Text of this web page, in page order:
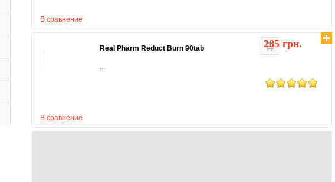
В сравнение
285 грн.
В сравнение
Real Pharm Reduct Burn 90tab
..